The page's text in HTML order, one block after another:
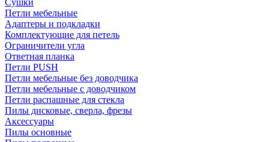
Сушки
Петли мебельные
Адаптеры и подкладки
Комплектующие для петель
Ограничители угла
Ответная планка
Петли PUSH
Петли мебельные без доводчика
Петли мебельные с доводчиком
Петли распашные для стекла
Пилы дисковые, сверла, фрезы
Аксессуары
Пилы основные